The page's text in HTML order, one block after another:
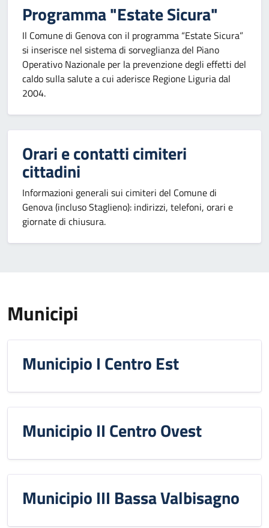
Programma "Estate Sicura"
Il Comune di Genova con il programma “Estate Sicura”
si inserisce nel sistema di sorveglianza del Piano
Operativo Nazionale per la prevenzione degli effetti del
caldo sulla salute a cui aderisce Regione Liguria dal
2004.
Orari e contatti cimiteri
cittadini
Informazioni generali sui cimiteri del Comune di
Genova (incluso Staglieno): indirizzi, telefoni, orari e
giornate di chiusura.
Municipi
Municipio I Centro Est
Municipio II Centro Ovest
Municipio III Bassa Valbisagno